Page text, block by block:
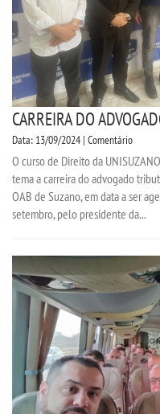
CONTATO
FALE CONOSCO
IMPRENSA
TRABALHE CONOSCO
OUVIDORIA
CARREIRA DO
Data: 13/09/2024 | Comentário
O curso de Direito da
tema a carreira do advogado
OAB de Suzano, em data a ser
setembro, pelo presidente da...